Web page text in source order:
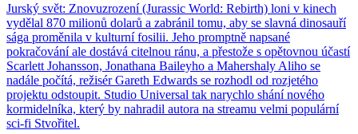
Jurský svět: Znovuzrození (Jurassic World: Rebirth) loni v kinech
vydělal 870 milionů dolarů a zabránil tomu, aby se slavná dinosauří
sága proměnila v kulturní fosilii. Jeho promptně napsané
pokračování ale dostává citelnou ránu, a přestože s opětovnou účastí
Scarlett Johansson, Jonathana Baileyho a Mahershaly Aliho se
nadále počítá, režisér Gareth Edwards se rozhodl od rozjetého
projektu odstoupit. Studio Universal tak narychlo shání nového
kormidelníka, který by nahradil autora na streamu velmi populární
sci-fi Stvořitel.